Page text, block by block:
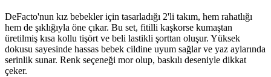
DeFacto'nun kız bebekler için tasarladığı 2'li takım, hem rahatlığı
hem de şıklığıyla öne çıkar. Bu set, fitilli kaşkorse kumaştan
üretilmiş kısa kollu tişört ve beli lastikli şorttan oluşur. Yüksek
dokusu sayesinde hassas bebek cildine uyum sağlar ve yaz aylarında
serinlik sunar. Renk seçeneği mor olup, baskılı deseniyle dikkat
çeker.